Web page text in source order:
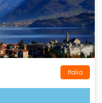
Italia